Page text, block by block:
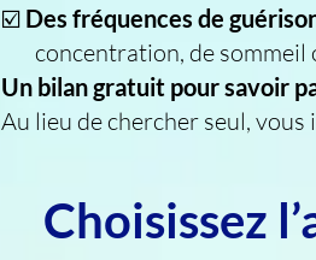
☑️ Des fréquences de
concentration, de sommeil
Un bilan gratuit pour savoir
Au lieu de chercher seul,
Choisissez